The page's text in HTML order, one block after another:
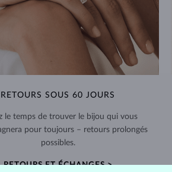
RETOURS SOUS 60 JOURS
le temps de trouver le bijou qui vous
pour toujours – retours prolongés
possibles.
RETOURS ET ÉCHANGES >